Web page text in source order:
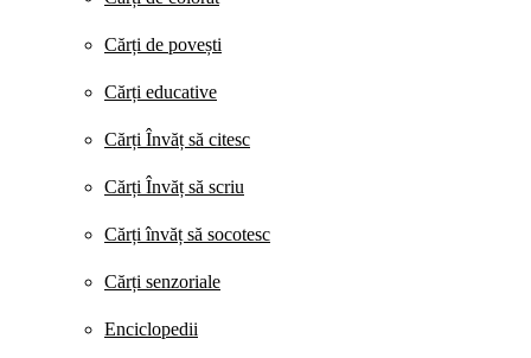
Cărți de povești
Cărți educative
Cărți Învăț să citesc
Cărți Învăț să scriu
Cărți învăț să socotesc
Cărți senzoriale
Enciclopedii